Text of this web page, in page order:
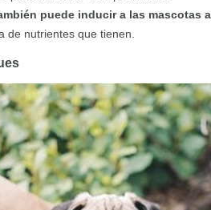
puede inducir a las mascotas
de nutrientes que tienen.